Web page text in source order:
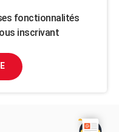
fonctionnalités
inscrivant